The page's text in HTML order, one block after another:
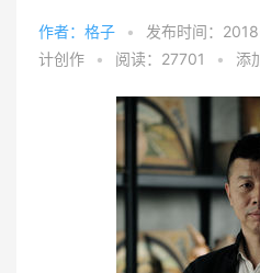
作者：格子 • 发布时间：
计创作
• 阅读：27701 • 添